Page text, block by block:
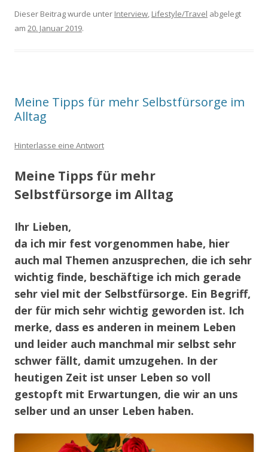
Dieser Beitrag wurde unter Interview, Lifestyle/Travel abgelegt
am 20. Januar 2019.
Meine Tipps für mehr Selbstfürsorge im
Alltag
Hinterlasse eine Antwort
Meine Tipps für mehr
Selbstfürsorge im Alltag
Ihr Lieben,
da ich mir fest vorgenommen habe, hier
auch mal Themen anzusprechen, die ich sehr
wichtig finde, beschäftige ich mich gerade
sehr viel mit der Selbstfürsorge. Ein Begriff,
der für mich sehr wichtig geworden ist. Ich
merke, dass es anderen in meinem Leben
und leider auch manchmal mir selbst sehr
schwer fällt, damit umzugehen. In der
heutigen Zeit ist unser Leben so voll
gestopft mit Erwartungen, die wir an uns
selber und an unser Leben haben.